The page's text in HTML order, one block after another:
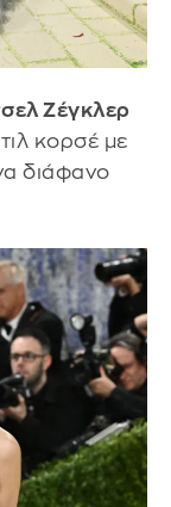
Ζέγκλερ
κορσέ με
διάφανο